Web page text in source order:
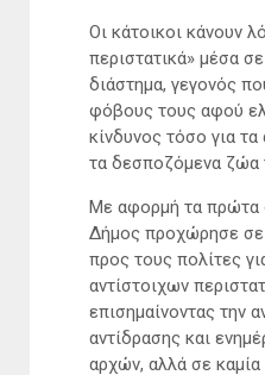
Οι κάτοικοι κάνουν
περιστατικά» μέσα
διάστημα, γεγονός
φόβους τους αφού
κίνδυνος τόσο για
τα δεσποζόμενα ζώα
Με αφορμή τα πρώτα
Δήμος προχώρησε σε
προς τους πολίτες
αντίστοιχων
επισημαίνοντας την
αντίδρασης και
αρχών, αλλά σε